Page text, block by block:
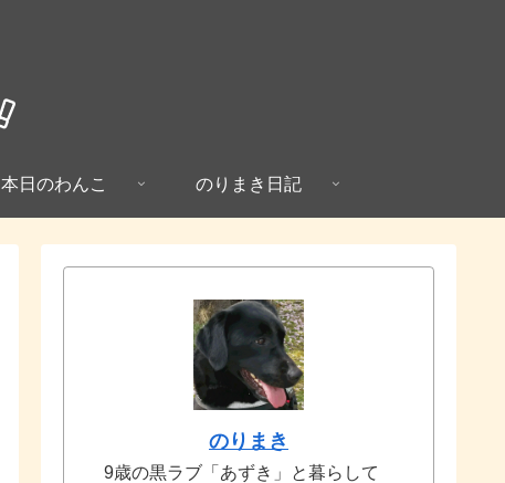
本日のわんこ のりまき日記
のりまき
9歳の黒ラブ「あずき」と暮らして